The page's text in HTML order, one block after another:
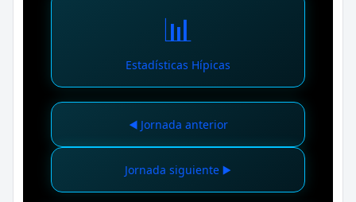
📊
Estadísticas Hípicas
◀️ Jornada anterior
Jornada siguiente ▶️